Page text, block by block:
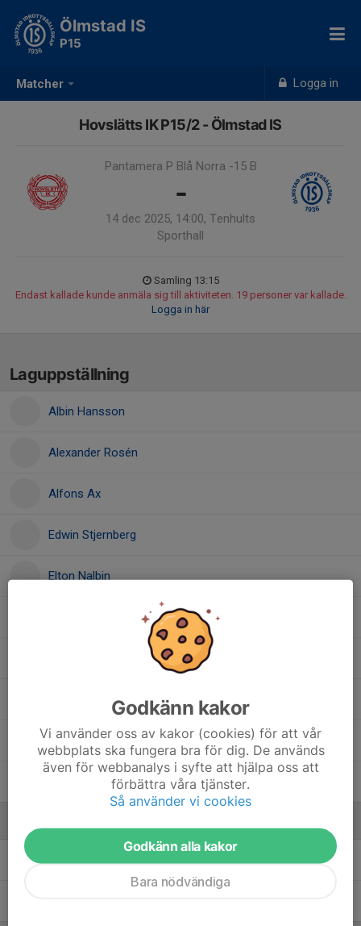
Matcher Logga in
Ölmstad IS
P15
Hovslätts IK P15/2 - Ölmstad IS
Pantamera P Blå Norra -15 B
-
14 dec 2025, 14:00, Tenhults
Sporthall
Samling 13:15
Endast kallade kunde anmäla sig till aktiviteten. 19 personer var kallade.
Logga in här
Laguppställning
Albin Hansson
Alexander Rosén
Alfons Ax
Edwin Stjernberg
Elton Nalbin
Lasse Hinas Jarl
Olle Sönnerby
Sigge Norstedt
Andreas RosenLedare omklädningsrum
Godkänn kakor
Vi använder oss av kakor (cookies) för att vår
webbplats ska fungera bra för dig. De används
även för webbanalys i syfte att hjälpa oss att
förbättra våra tjänster.
Så använder vi cookies
Godkänn alla kakor
Bara nödvändiga